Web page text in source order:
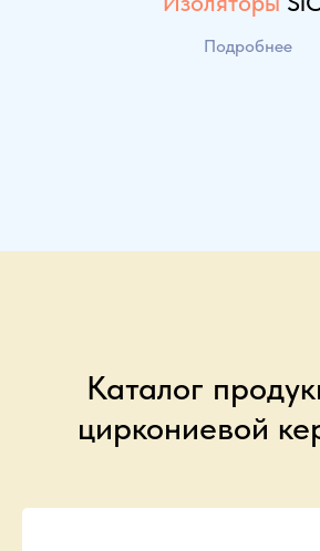
Подробнее
Каталог
циркониевой